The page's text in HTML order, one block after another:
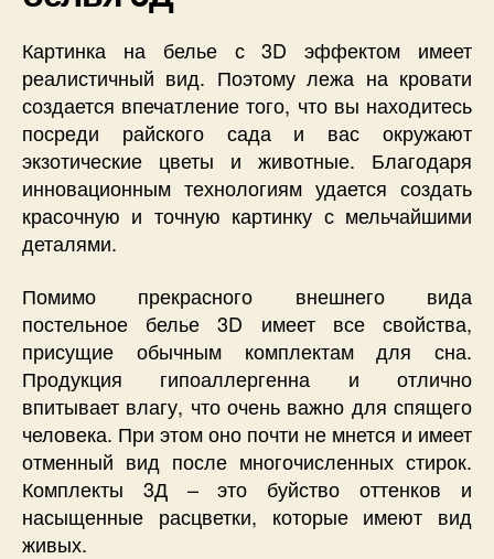
Картинка на белье с 3D эффектом имеет
реалистичный вид. Поэтому лежа на кровати
создается впечатление того, что вы находитесь
посреди райского сада и вас окружают
экзотические цветы и животные. Благодаря
инновационным технологиям удается создать
красочную и точную картинку с мельчайшими
деталями.
Помимо прекрасного внешнего вида
постельное белье 3D имеет все свойства,
присущие обычным комплектам для сна.
Продукция гипоаллергенна и отлично
впитывает влагу, что очень важно для спящего
человека. При этом оно почти не мнется и имеет
отменный вид после многочисленных стирок.
Комплекты 3Д – это буйство оттенков и
насыщенные расцветки, которые имеют вид
живых.